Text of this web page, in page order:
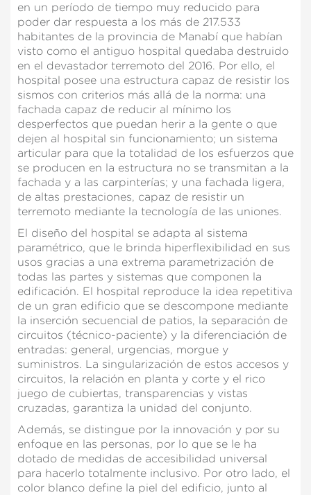
en un período de tiempo muy reducido para
poder dar respuesta a los más de 217.533
habitantes de la provincia de Manabí que habían
visto como el antiguo hospital quedaba destruido
en el devastador terremoto del 2016. Por ello, el
hospital posee una estructura capaz de resistir los
sismos con criterios más allá de la norma: una
fachada capaz de reducir al mínimo los
desperfectos que puedan herir a la gente o que
dejen al hospital sin funcionamiento; un sistema
articular para que la totalidad de los esfuerzos que
se producen en la estructura no se transmitan a la
fachada y a las carpinterías; y una fachada ligera,
de altas prestaciones, capaz de resistir un
terremoto mediante la tecnología de las uniones.
El diseño del hospital se adapta al sistema
paramétrico, que le brinda hiperflexibilidad en sus
usos gracias a una extrema parametrización de
todas las partes y sistemas que componen la
edificación. El hospital reproduce la idea repetitiva
de un gran edificio que se descompone mediante
la inserción secuencial de patios, la separación de
circuitos (técnico-paciente) y la diferenciación de
entradas: general, urgencias, morgue y
suministros. La singularización de estos accesos y
circuitos, la relación en planta y corte y el rico
juego de cubiertas, transparencias y vistas
cruzadas, garantiza la unidad del conjunto.
Además, se distingue por la innovación y por su
enfoque en las personas, por lo que se le ha
dotado de medidas de accesibilidad universal
para hacerlo totalmente inclusivo. Por otro lado, el
color blanco define la piel del edificio, junto al
Técnicas y funcionales
Siempre activas
Este sitio web utiliza Cookies propias para recopilar
información con la finalidad de mejorar nuestros servicios.
Si continua navegando, supone la aceptación de la
instalación de las mismas. El usuario tiene la posibilidad
de configurar su navegador pudiendo, si así lo desea,
impedir que sean instaladas en su disco duro, aunque
deberá tener en cuenta que dicha acción podrá ocasionar
dificultades de navegación de la página web.
Analíticas y personalización
Permiten realizar el seguimiento y análisis del
comportamiento de los usuarios de este sitio web. La
información recogida mediante este tipo de cookies se
utiliza en la medición de la actividad de la web para la
elaboración de perfiles de navegación de los usuarios con
el fin de introducir mejoras en función del análisis de los
datos de uso que hacen los usuarios del servicio. Permiten
guardar la información de preferencia del usuario para
mejorar la calidad de nuestros servicios y para ofrecer una
mejor experiencia a través de productos recomendados.
Marketing y publicidad
Estas cookies son utilizadas para almacenar información
sobre las preferencias y elecciones personales del usuario
a través de la observación continuada de sus hábitos de
navegación. Gracias a ellas, podemos conocer los hábitos
de navegación en el sitio web y mostrar publicidad
relacionada con el perfil de navegación del usuario.